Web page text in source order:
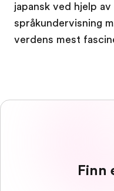
japansk ved hjelp
språkundervisning
verdens mest
Finn